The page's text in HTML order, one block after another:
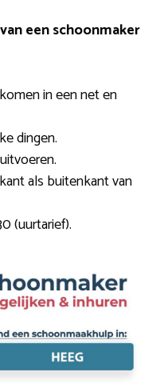
een schoonmaker
in een net en
dingen.
als buitenkant van
(uurtarief).